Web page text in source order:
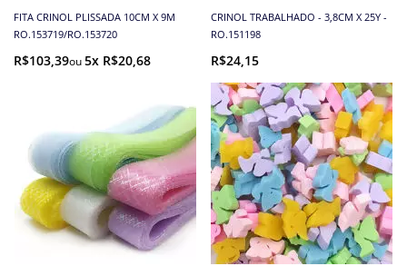
FITA CRINOL PLISSADA 10CM X 9M
RO.153719/RO.153720
R$103,39 5x R$20,68
CRINOL TRABALHADO - 3,8CM X 25Y -
RO.151198
R$24,15